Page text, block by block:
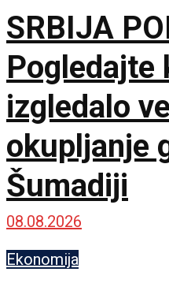
SRBIJA
Pogledajte
izgledalo
okupljanje
Šumadiji
08.08.2026
Ekonomija